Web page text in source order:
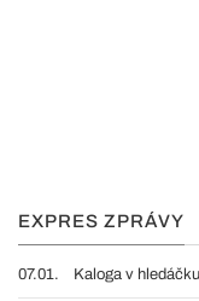
EXPRES ZPRÁVY
07.01. Kaloga v